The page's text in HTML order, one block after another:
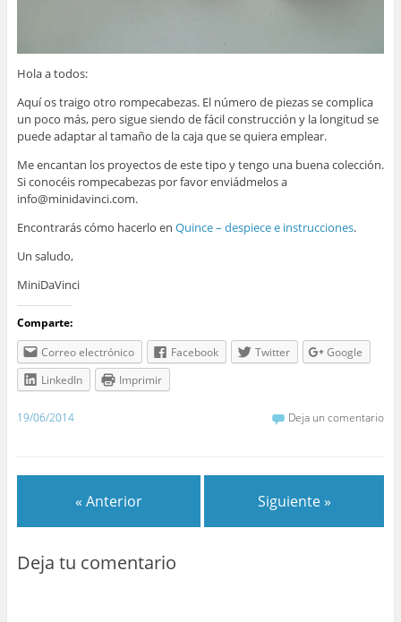
Hola a todos:
Aquí os traigo otro rompecabezas. El número de piezas se complica
un poco más, pero sigue siendo de fácil construcción y la longitud se
puede adaptar al tamaño de la caja que se quiera emplear.
Me encantan los proyectos de este tipo y tengo una buena colección.
Si conocéis rompecabezas por favor enviádmelos a
info@minidavinci.com.
Encontrarás cómo hacerlo en Quince – despiece e instrucciones.
Un saludo,
MiniDaVinci
Comparte:
Correo electrónico
Facebook Twitter
Google
LinkedIn
Imprimir
19/06/2014 Deja un comentario
« Anterior Siguiente »
Deja tu comentario